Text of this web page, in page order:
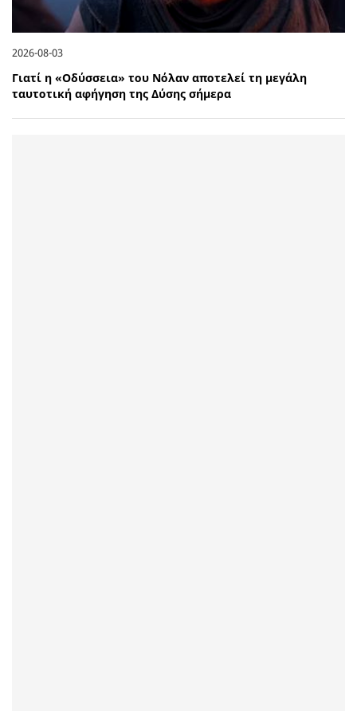
2026-08-03
Γιατί η «Οδύσσεια» του Νόλαν αποτελεί τη μεγάλη
ταυτοτική αφήγηση της Δύσης σήμερα